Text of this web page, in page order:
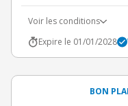
Voir les conditions
Expire le 01/01/2028
BON